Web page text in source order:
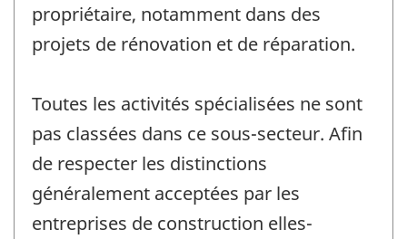
propriétaire, notamment dans des
projets de rénovation et de réparation.
Toutes les activités spécialisées ne sont
pas classées dans ce sous-secteur. Afin
de respecter les distinctions
généralement acceptées par les
entreprises de construction elles-